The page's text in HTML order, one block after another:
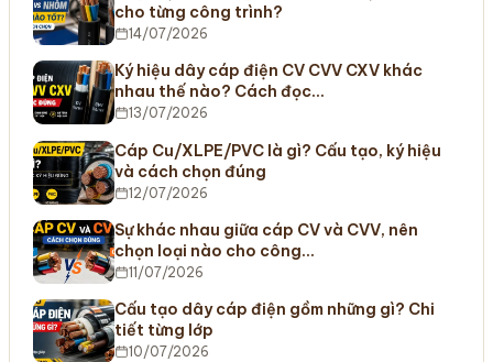
cho từng công trình?
14/07/2026
Ký hiệu dây cáp điện CV CVV CXV khác
nhau thế nào? Cách đọc…
13/07/2026
Cáp Cu/XLPE/PVC là gì? Cấu tạo, ký hiệu
và cách chọn đúng
12/07/2026
Sự khác nhau giữa cáp CV và CVV, nên
chọn loại nào cho công…
11/07/2026
Cấu tạo dây cáp điện gồm những gì? Chi
tiết từng lớp
10/07/2026